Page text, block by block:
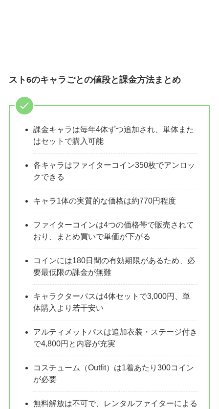
スト6のキャラごとの値段と課金方法まとめ
課金キャラは毎年4体ずつ追加され、単体また
はセットで購入可能
各キャラはファイターコイン350枚でアンロッ
クできる
キャラ1体の実質的な価格は約770円程度
ファイターコインは4つの価格帯で販売されて
おり、まとめ買いで単価が下がる
コインには180日間の有効期限があるため、必
要最低限の課金が無難
キャラクターパスは4体セットで3,000円、単
体購入より若干安い
アルティメットパスは追加衣装・ステージ付き
で4,800円と内容が充実
コスチューム（Outfit）は1着あたり300コイン
が必要
無料解放は不可で、レンタルファイターによる